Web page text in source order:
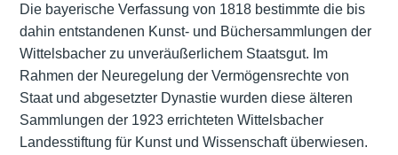
Die bayerische Verfassung von 1818 bestimmte die bis
dahin entstandenen Kunst- und Büchersammlungen der
Wittelsbacher zu unveräußerlichem Staatsgut. Im
Rahmen der Neuregelung der Vermögensrechte von
Staat und abgesetzter Dynastie wurden diese älteren
Sammlungen der 1923 errichteten Wittelsbacher
Landesstiftung für Kunst und Wissenschaft überwiesen.